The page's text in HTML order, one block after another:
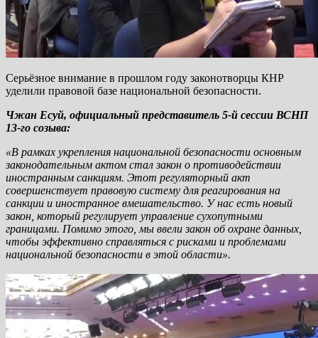
Серьёзное внимание в прошлом году законотворцы КНР
уделили правовой базе национальной безопасности.
Чжан Есуй, официальный представитель 5-й сессии ВСНП
13-го созыва:
«В рамках укрепления национальной безопасности основным
законодательным актом стал закон о противодействии
иностранным санкциям. Этот регуляторный акт
совершенствует правовую систему для реагирования на
санкции и иностранное вмешательство. У нас есть новый
закон, который регулирует управление сухопутными
границами. Помимо этого, мы ввели закон об охране данных,
чтобы эффективно справляться с рисками и проблемами
национальной безопасности в этой области».